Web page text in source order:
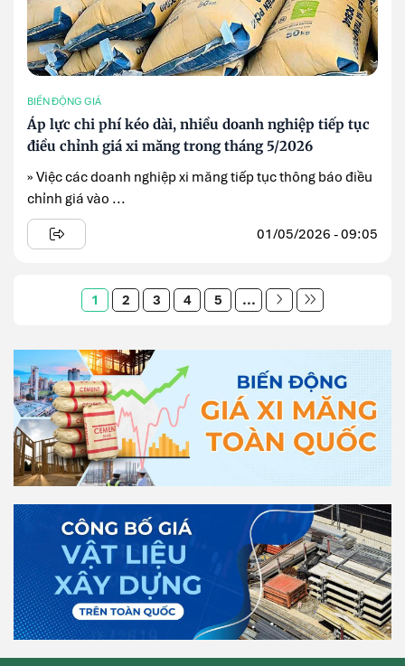
BIẾN ĐỘNG GIÁ
Áp lực chi phí kéo dài, nhiều doanh nghiệp tiếp tục
điều chỉnh giá xi măng trong tháng 5/2026
» Việc các doanh nghiệp xi măng tiếp tục thông báo điều
chỉnh giá vào ...
01/05/2026 - 09:05
1 2 3 4 5 ...